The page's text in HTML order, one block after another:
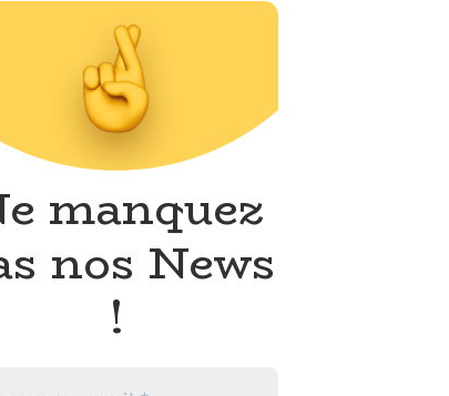
manquez
nos News
!